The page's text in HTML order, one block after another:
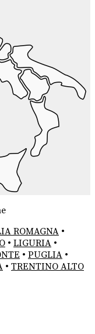
ROMAGNA •
• LIGURIA •
• PUGLIA •
• TRENTINO ALTO